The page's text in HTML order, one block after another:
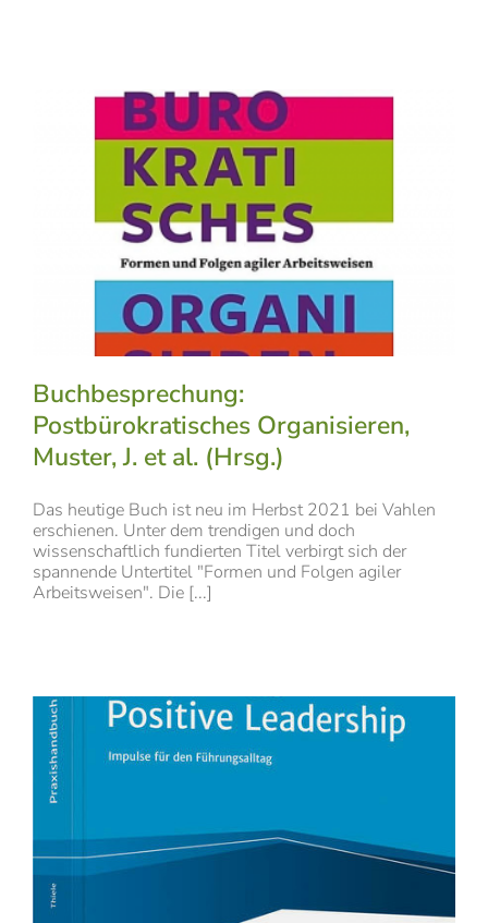
Buchbesprechung:
Postbürokratisches Organisieren,
Muster, J. et al. (Hrsg.)
Das heutige Buch ist neu im Herbst 2021 bei Vahlen
erschienen. Unter dem trendigen und doch
wissenschaftlich fundierten Titel verbirgt sich der
spannende Untertitel "Formen und Folgen agiler
Arbeitsweisen". Die [...]